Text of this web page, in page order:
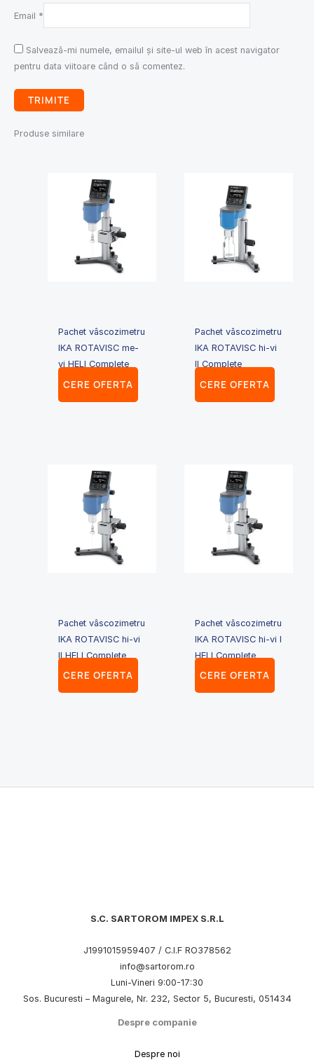
Email *
Salvează-mi numele, emailul și site-ul web în acest navigator
pentru data viitoare când o să comentez.
Produse similare
Pachet vâscozimetru
IKA ROTAVISC me-
vi HELI Complete
CERE OFERTA
Pachet vâscozimetru
IKA ROTAVISC hi-vi
II Complete
CERE OFERTA
Pachet vâscozimetru
IKA ROTAVISC hi-vi
II HELI Complete
CERE OFERTA
Pachet vâscozimetru
IKA ROTAVISC hi-vi I
HELI Complete
CERE OFERTA
S.C. SARTOROM IMPEX S.R.L
J1991015959407 / C.I.F RO378562
info@sartorom.ro
Luni-Vineri 9:00-17:30
Sos. Bucuresti – Magurele, Nr. 232, Sector 5, Bucuresti, 051434
Despre companie
Despre noi